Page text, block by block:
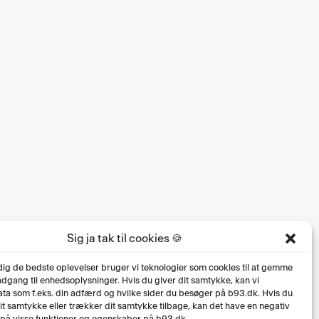
Sig ja tak til cookies 🍪
de bedste oplevelser bruger vi teknologier som cookies til at gemme
til enhedsoplysninger. Hvis du giver dit samtykke, kan vi
som f.eks. din adfærd og hvilke sider du besøger på b93.dk. Hvis du
samtykke eller trækker dit samtykke tilbage, kan det have en negativ